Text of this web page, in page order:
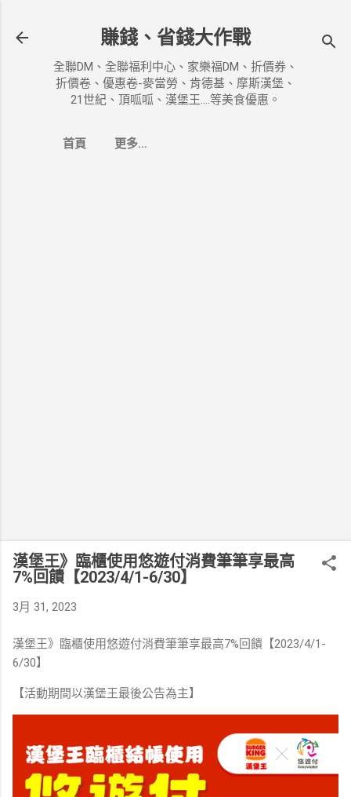
賺錢、省錢大作戰
全聯DM、全聯福利中心、家樂福DM、折價券、
折價卷、優惠卷-麥當勞、肯德基、摩斯漢堡、
21世紀、頂呱呱、漢堡王....等美食優惠。
首頁 更多…
漢堡王》臨櫃使用悠遊付消費筆筆享最高
7%回饋【2023/4/1-6/30】
3月 31, 2023
漢堡王》臨櫃使用悠遊付消費筆筆享最高7%回饋【2023/4/1-
6/30】
【活動期間以漢堡王最後公告為主】